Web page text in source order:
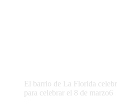
El barrio de La Florida
para celebrar el 8 de marzo6